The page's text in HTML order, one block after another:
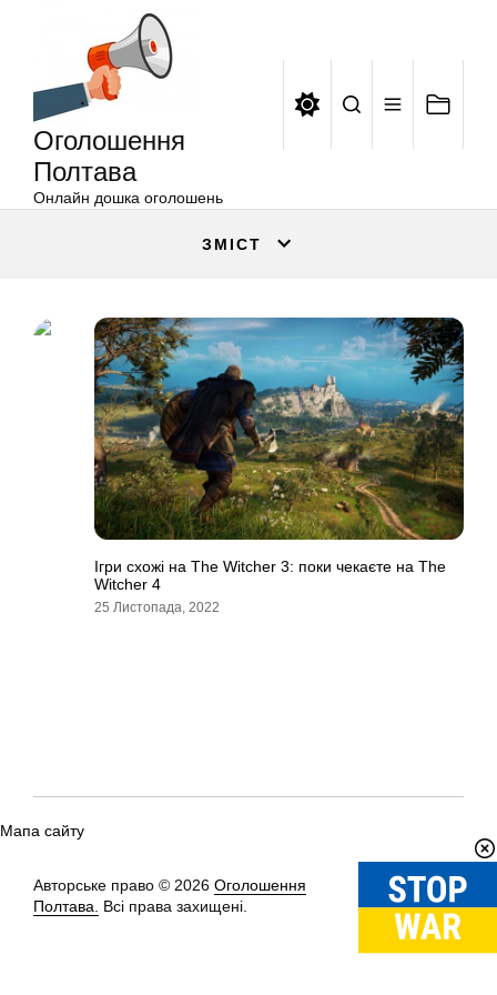
Оголошення
Полтава
Онлайн дошка оголошень
ЗМІСТ
Ігри схожі на The Witcher 3: поки чекаєте на The
Witcher 4
25 Листопада, 2022
Мапа сайту
Авторське право © 2026 Оголошення
Полтава.
Всі права захищені.
Вгору↑